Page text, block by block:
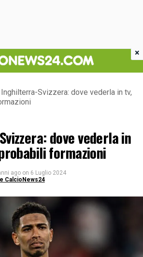
Inghilterra-Svizzera: dove vederla in tv,
dove vederla in
formazioni
ago on 6 Luglio 2024
CalcioNews24
×